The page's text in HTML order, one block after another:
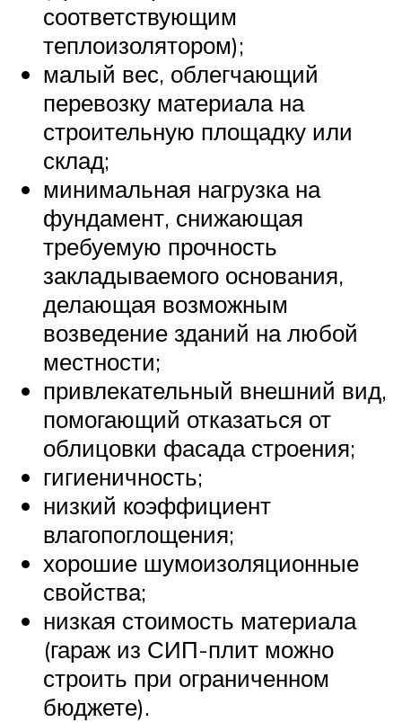
соответствующим
теплоизолятором);
малый вес, облегчающий
перевозку материала на
строительную площадку или
склад;
минимальная нагрузка на
фундамент, снижающая
требуемую прочность
закладываемого основания,
делающая возможным
возведение зданий на любой
местности;
привлекательный внешний вид,
помогающий отказаться от
облицовки фасада строения;
гигиеничность;
низкий коэффициент
влагопоглощения;
хорошие шумоизоляционные
свойства;
низкая стоимость материала
(гараж из СИП-плит можно
строить при ограниченном
бюджете).